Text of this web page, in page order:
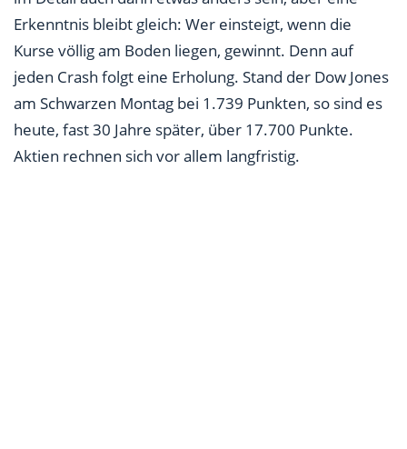
Erkenntnis bleibt gleich: Wer einsteigt, wenn die
Kurse völlig am Boden liegen, gewinnt. Denn auf
jeden Crash folgt eine Erholung. Stand der Dow Jones
am Schwarzen Montag bei 1.739 Punkten, so sind es
heute, fast 30 Jahre später, über 17.700 Punkte.
Aktien rechnen sich vor allem langfristig.